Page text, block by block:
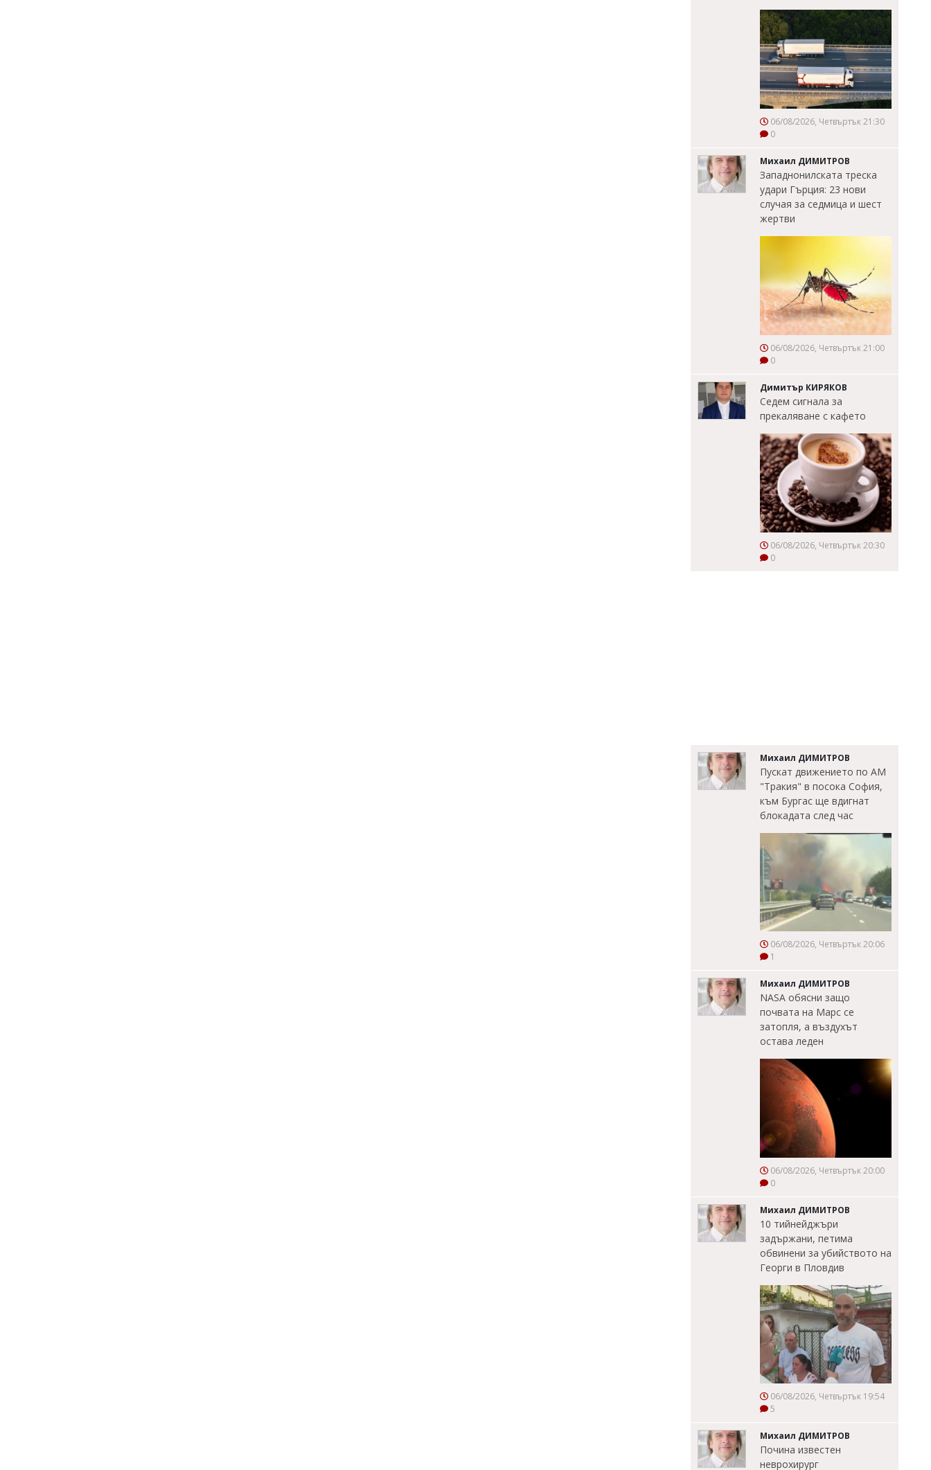
06/08/2026, Четвъртък 21:30
0
Михаил ДИМИТРОВ
Западнонилската треска
удари Гърция: 23 нови
случая за седмица и шест
жертви
06/08/2026, Четвъртък 21:00
0
Димитър КИРЯКОВ
Седем сигнала за
прекаляване с кафето
06/08/2026, Четвъртък 20:30
0
Михаил ДИМИТРОВ
Пускат движението по АМ
"Тракия" в посока София,
към Бургас ще вдигнат
блокадата след час
06/08/2026, Четвъртък 20:06
1
Михаил ДИМИТРОВ
NASA обясни защо
почвата на Марс се
затопля, а въздухът
остава леден
06/08/2026, Четвъртък 20:00
0
Михаил ДИМИТРОВ
10 тийнейджъри
задържани, петима
обвинени за убийството на
Георги в Пловдив
06/08/2026, Четвъртък 19:54
5
Михаил ДИМИТРОВ
Почина известен
неврохирург